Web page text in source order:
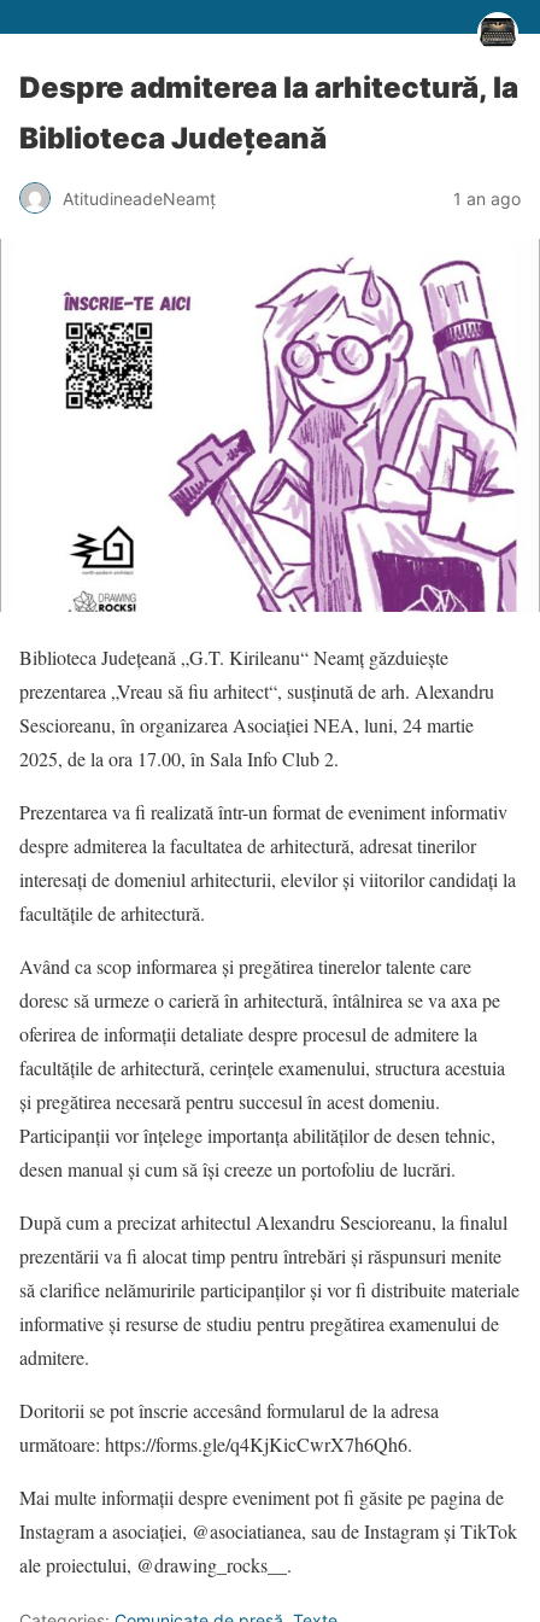
Despre admiterea la arhitectură, la
Biblioteca Județeană
AtitudineadeNeamț 1 an ago
Biblioteca Județeană „G.T. Kirileanu“ Neamț găzduiește
prezentarea „Vreau să fiu arhitect“, susținută de arh. Alexandru
Sescioreanu, în organizarea Asociației NEA, luni, 24 martie
2025, de la ora 17.00, în Sala Info Club 2.
Prezentarea va fi realizată într-un format de eveniment informativ
despre admiterea la facultatea de arhitectură, adresat tinerilor
interesați de domeniul arhitecturii, elevilor și viitorilor candidați la
facultățile de arhitectură.
Având ca scop informarea și pregătirea tinerelor talente care
doresc să urmeze o carieră în arhitectură, întâlnirea se va axa pe
oferirea de informații detaliate despre procesul de admitere la
facultățile de arhitectură, cerințele examenului, structura acestuia
și pregătirea necesară pentru succesul în acest domeniu.
Participanții vor înțelege importanța abilităților de desen tehnic,
desen manual și cum să își creeze un portofoliu de lucrări.
După cum a precizat arhitectul Alexandru Sescioreanu, la finalul
prezentării va fi alocat timp pentru întrebări și răspunsuri menite
să clarifice nelămuririle participanților și vor fi distribuite materiale
informative și resurse de studiu pentru pregătirea examenului de
admitere.
Doritorii se pot înscrie accesând formularul de la adresa
următoare: https://forms.gle/q4KjKicCwrX7h6Qh6.
Mai multe informații despre eveniment pot fi găsite pe pagina de
Instagram a asociației, @asociatianea, sau de Instagram și TikTok
ale proiectului, @drawing_rocks__.